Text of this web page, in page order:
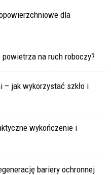
dla
na ruch roboczy?
– jak wykorzystać szkło i
wykończenie i
bariery ochronnej